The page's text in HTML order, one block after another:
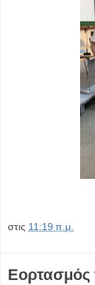
στις 11:19 π.μ.
Εορτασμός